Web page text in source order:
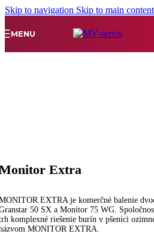
Skip to navigation Skip to main content
MENU
Extra
EXTRA je komerčné balenie
50 SX a Monitor 75 WG.
komplexné riešenie burín v pšenici
MONITOR EXTRA.